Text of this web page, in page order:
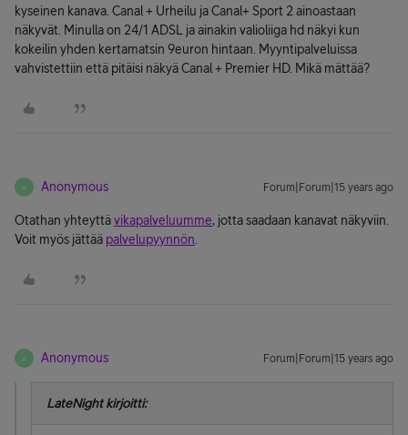
kyseinen kanava. Canal + Urheilu ja Canal+ Sport 2 ainoastaan
näkyvät. Minulla on 24/1 ADSL ja ainakin valioliiga hd näkyi kun
kokeilin yhden kertamatsin 9euron hintaan. Myyntipalveluissa
vahvistettiin että pitäisi näkyä Canal + Premier HD. Mikä mättää?
A Anonymous Forum|Forum|15 years ago
Otathan yhteyttävikapalveluumme, jotta saadaan kanavat näkyviin.
Voit myös jättää palvelupyynnön
A Anonymous Forum|Forum|15 years ago
LateNight kirjoitti: